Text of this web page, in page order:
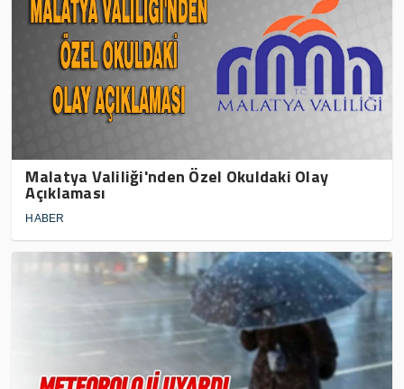
Malatya Valiliği'nden Özel Okuldaki Olay
Açıklaması
HABER